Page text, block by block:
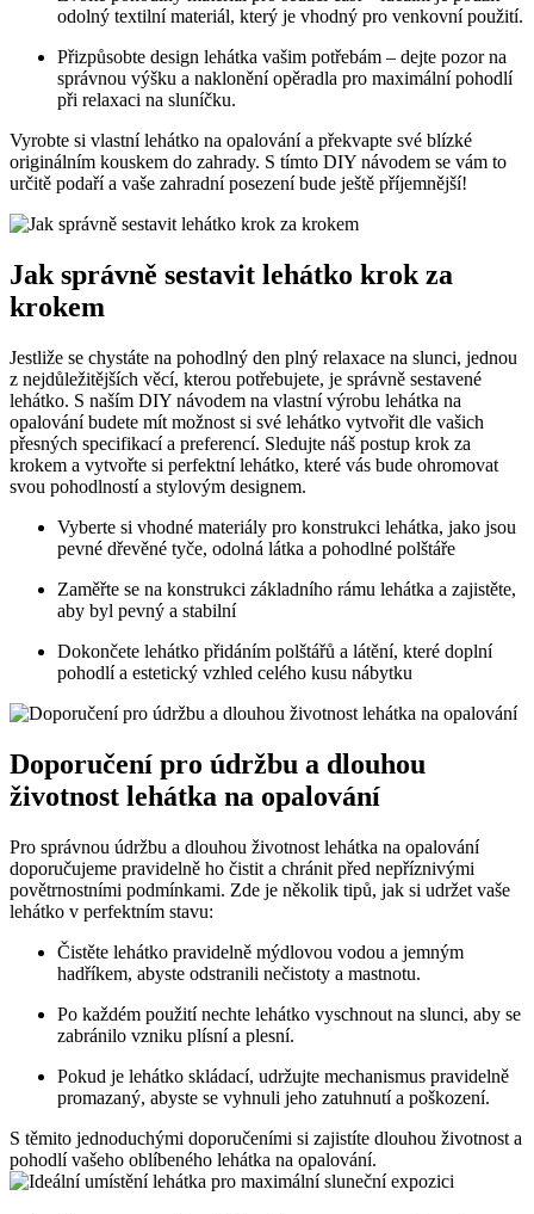
odolný textilní materiál, který je vhodný pro venkovní použití.
Přizpůsobte design lehátka vašim potřebám – dejte pozor na
správnou výšku a naklonění opěradla pro maximální pohodlí
při relaxaci na sluníčku.
Vyrobte si vlastní lehátko na opalování a překvapte své blízké
originálním kouskem do zahrady. S tímto DIY návodem se vám to
určitě podaří a vaše zahradní posezení bude ještě příjemnější!
Jak správně sestavit lehátko krok za
krokem
Jestliže se chystáte na pohodlný den plný relaxace na slunci, jednou
z nejdůležitějších věcí, kterou potřebujete, je správně sestavené
lehátko. S naším DIY návodem na vlastní výrobu lehátka na
opalování budete mít možnost si své lehátko vytvořit dle vašich
přesných specifikací a preferencí. Sledujte náš postup krok za
krokem a vytvořte si perfektní lehátko, které vás bude ohromovat
svou pohodlností a stylovým designem.
Vyberte si vhodné materiály pro konstrukci lehátka, jako jsou
pevné dřevěné tyče, odolná látka a pohodlné polštáře
Zaměřte se na konstrukci základního rámu lehátka a zajistěte,
aby byl pevný a stabilní
Dokončete lehátko přidáním polštářů a látění, které doplní
pohodlí a estetický vzhled celého kusu nábytku
Doporučení pro údržbu a dlouhou
životnost lehátka na opalování
Pro správnou údržbu a dlouhou životnost lehátka na opalování
doporučujeme pravidelně ho čistit a chránit před nepříznivými
povětrnostními podmínkami. Zde je několik tipů, jak si udržet vaše
lehátko v perfektním stavu:
Čistěte lehátko pravidelně mýdlovou vodou a jemným
hadříkem, abyste odstranili nečistoty a mastnotu.
Po každém použití nechte lehátko vyschnout na slunci, aby se
zabránilo vzniku plísní a plesní.
Pokud je lehátko skládací, udržujte mechanismus pravidelně
promazaný, abyste se vyhnuli jeho zatuhnutí a poškození.
S těmito jednoduchými doporučeními si zajistíte dlouhou životnost a
pohodlí vašeho oblíbeného lehátka na opalování.